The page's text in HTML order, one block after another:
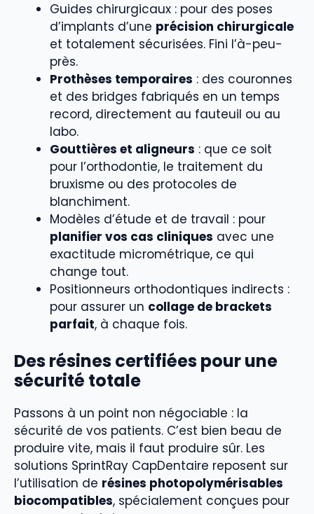
Guides chirurgicaux : pour des poses
d’implants d’une précision chirurgicale
et totalement sécurisées. Fini l’à-peu-
près.
Prothèses temporaires : des couronnes
et des bridges fabriqués en un temps
record, directement au fauteuil ou au
labo.
Gouttières et aligneurs : que ce soit
pour l’orthodontie, le traitement du
bruxisme ou des protocoles de
blanchiment.
Modèles d’étude et de travail : pour
planifier vos cas cliniques avec une
exactitude micrométrique, ce qui
change tout.
Positionneurs orthodontiques indirects :
pour assurer un collage de brackets
parfait, à chaque fois.
Des résines certifiées pour une
sécurité totale
Passons à un point non négociable : la
sécurité de vos patients. C’est bien beau de
produire vite, mais il faut produire sûr. Les
solutions SprintRay CapDentaire reposent sur
l’utilisation de résines photopolymérisables
biocompatibles, spécialement conçues pour